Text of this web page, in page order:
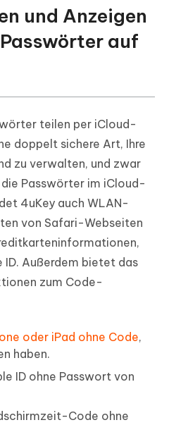
und Anzeigen
auf
teilen per iCloud-
doppelt sichere Art, Ihre
zu verwalten, und zwar
die Passwörter im iCloud-
4uKey auch WLAN-
von Safari-Webseiten
ID. Außerdem bietet das
zum Code-
oder iPad ohne Code,
haben.
ID ohne Passwort von
Code ohne